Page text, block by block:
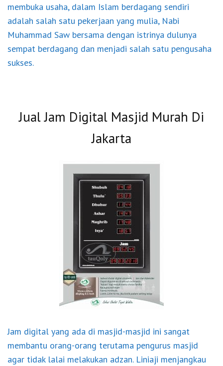
membuka usaha, dalam Islam berdagang sendiri
adalah salah satu pekerjaan yang mulia, Nabi
Muhammad Saw bersama dengan istrinya dulunya
sempat berdagang dan menjadi salah satu pengusaha
sukses.
Jual Jam Digital Masjid Murah Di
Jakarta
Jam digital yang ada di masjid-masjid ini sangat
membantu orang-orang terutama pengurus masjid
agar tidak lalai melakukan adzan. Liniaji menjangkau